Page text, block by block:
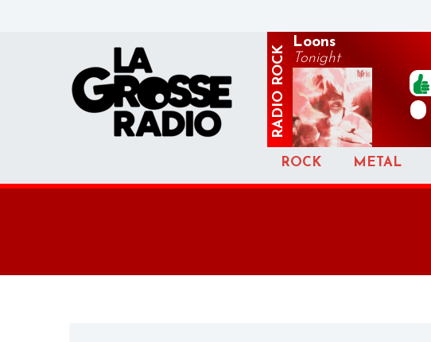
RADIO
ROCK
Loons
Tonight
ROCK METAL